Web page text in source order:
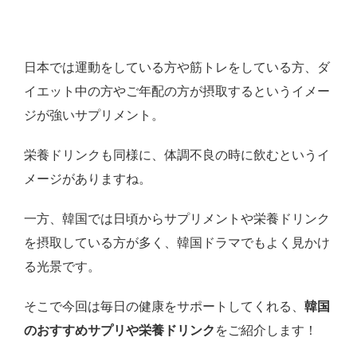
日本では運動をしている方や筋トレをしている方、ダ
イエット中の方やご年配の方が摂取するというイメー
ジが強いサプリメント。
栄養ドリンクも同様に、体調不良の時に飲むというイ
メージがありますね。
一方、韓国では日頃からサプリメントや栄養ドリンク
を摂取している方が多く、韓国ドラマでもよく見かけ
る光景です。
そこで今回は毎日の健康をサポートしてくれる、 韓国
のおすすめサプリや栄養ドリンク をご紹介します！